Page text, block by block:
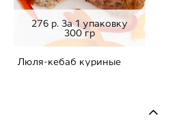
276 р. За 1 упаковку
300 гр
Люля-кебаб куриные